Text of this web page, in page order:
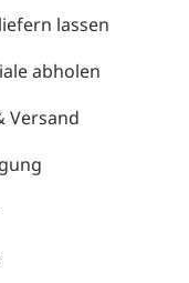
lassen
abholen
Versand